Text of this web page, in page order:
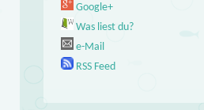
Google+
Was liest du?
e-Mail
RSS Feed